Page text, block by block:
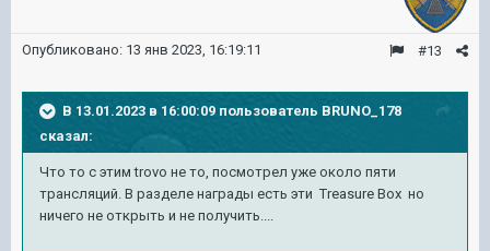
#13
Опубликовано: 13 янв 2023, 16:19:11
В 13.01.2023 в 16:00:09 пользователь BRUNO_178
сказал:
Что то с этим trovo не то, посмотрел уже около пяти
трансляций. В разделе награды есть эти Treasure Box но
ничего не открыть и не получить....